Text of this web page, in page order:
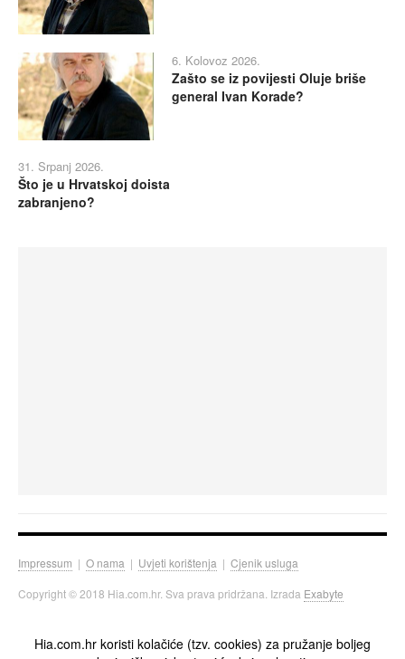
6. Kolovoz 2026.
Zašto se iz povijesti Oluje briše
general Ivan Korade?
31. Srpanj 2026.
Što je u Hrvatskoj doista
zabranjeno?
Impressum | O nama | Uvjeti korištenja | Cjenik usluga
Copyright © 2018 Hia.com.hr. Sva prava pridržana. Izrada Exabyte
Hia.com.hr koristi kolačiće (tzv. cookies) za pružanje boljeg